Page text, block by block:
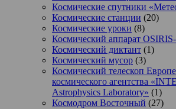
Космические спутники
Космические станции (20)
Космические уроки (8)
Космический аппарат
Космический диктант (1)
Космический мусор (3)
Космический телескоп
космического агентства
Astrophysics Laboratory» (1)
Космодром Восточный (27)